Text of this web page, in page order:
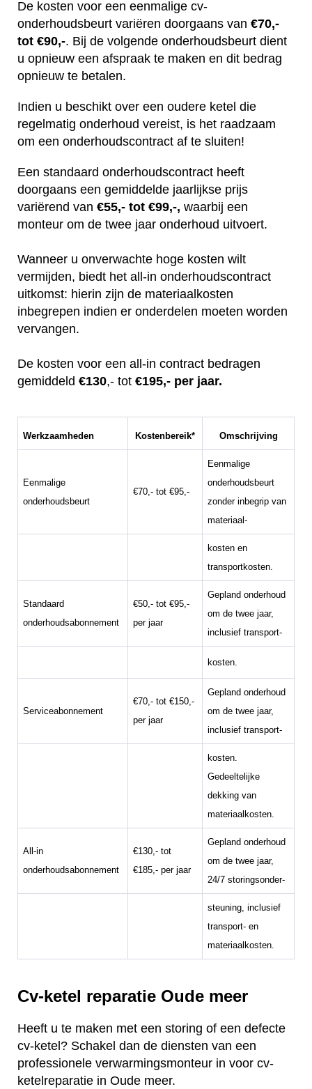
De kosten voor een eenmalige cv-
onderhoudsbeurt variëren doorgaans van €70,-
tot €90,-. Bij de volgende onderhoudsbeurt dient
u opnieuw een afspraak te maken en dit bedrag
opnieuw te betalen.
Indien u beschikt over een oudere ketel die
regelmatig onderhoud vereist, is het raadzaam
om een onderhoudscontract af te sluiten!
Een standaard onderhoudscontract heeft
doorgaans een gemiddelde jaarlijkse prijs
variërend van €55,- tot €99,-, waarbij een
monteur om de twee jaar onderhoud uitvoert.
Wanneer u onverwachte hoge kosten wilt
vermijden, biedt het all-in onderhoudscontract
uitkomst: hierin zijn de materiaalkosten
inbegrepen indien er onderdelen moeten worden
vervangen.
De kosten voor een all-in contract bedragen
gemiddeld €130,- tot €195,- per jaar.
Werkzaamheden Kostenbereik* Omschrijving
Eenmalige
onderhoudsbeurt
€70,- tot €95,-
Eenmalige
onderhoudsbeurt
zonder inbegrip van
materiaal-
kosten en
transportkosten.
Standaard
onderhoudsabonnement
€50,- tot €95,-
per jaar
Gepland onderhoud
om de twee jaar,
inclusief transport-
kosten.
Serviceabonnement
€70,- tot €150,-
per jaar
Gepland onderhoud
om de twee jaar,
inclusief transport-
kosten.
Gedeeltelijke
dekking van
materiaalkosten.
All-in
onderhoudsabonnement
€130,- tot
€185,- per jaar
Gepland onderhoud
om de twee jaar,
24/7 storingsonder-
steuning, inclusief
transport- en
materiaalkosten.
Cv-ketel reparatie Oude meer
Heeft u te maken met een storing of een defecte
cv-ketel? Schakel dan de diensten van een
professionele verwarmingsmonteur in voor cv-
ketelreparatie in Oude meer.